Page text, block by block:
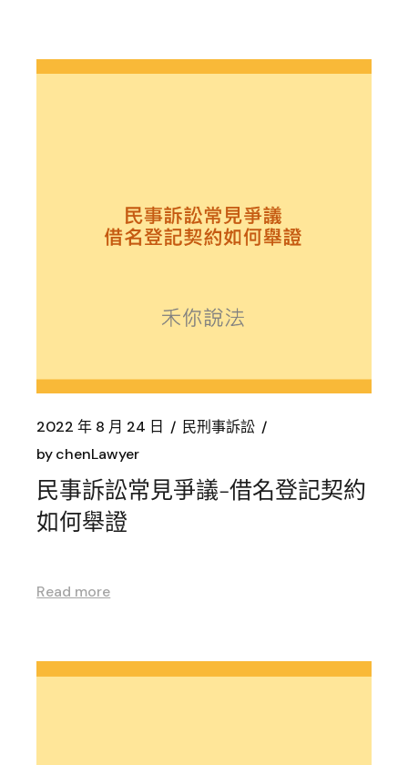
2022 年 8 月 24 日
民刑事訴訟
bychenLawyer
民事訴訟常見爭議-借名登記契約
如何舉證
Read more